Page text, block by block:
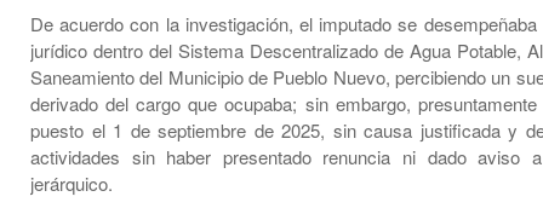
De acuerdo con la investigación, el imputado se
jurídico dentro del Sistema Descentralizado de Agua Potable,
Saneamiento del Municipio de Pueblo Nuevo, percibiendo un
derivado del cargo que ocupaba; sin embargo,
puesto el 1 de septiembre de 2025, sin causa justificada y
actividades sin haber presentado renuncia ni dado aviso
jerárquico.